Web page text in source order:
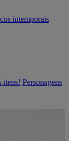
intemporais
itens! Personagens